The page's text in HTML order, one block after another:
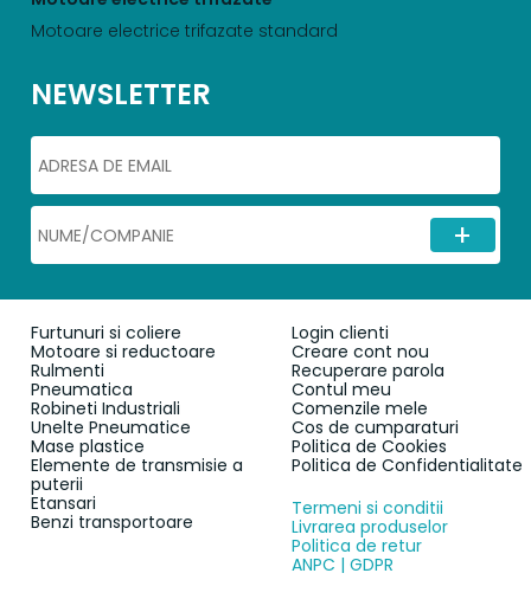
Motoare electrice trifazate standard
NEWSLETTER
Furtunuri si coliere
Motoare si reductoare
Rulmenti
Pneumatica
Robineti Industriali
Unelte Pneumatice
Mase plastice
Elemente de transmisie a
puterii
Etansari
Benzi transportoare
Login clienti
Creare cont nou
Recuperare parola
Contul meu
Comenzile mele
Cos de cumparaturi
Politica de Cookies
Politica de Confidentialitate
Termeni si conditii
Livrarea produselor
Politica de retur
ANPC | GDPR